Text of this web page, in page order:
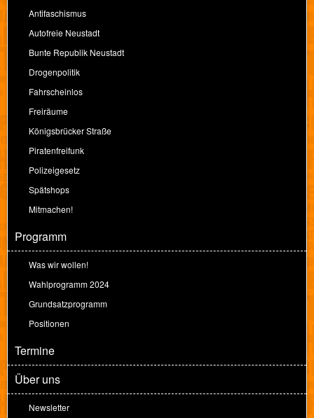
Antifaschismus
Autofreie Neustadt
Bunte Republik Neustadt
Drogenpolitik
Fahrscheinlos
Freiräume
Königsbrücker Straße
Piratenfreifunk
Polizeigesetz
Spätshops
Mitmachen!
Programm
Was wir wollen!
Wahlprogramm 2024
Grundsatzprogramm
Positionen
Termine
Über uns
Newsletter